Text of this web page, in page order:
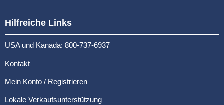
Hilfreiche Links
USA und Kanada: 800-737-6937
Kontakt
Mein Konto / Registrieren
Lokale Verkaufsunterstützung